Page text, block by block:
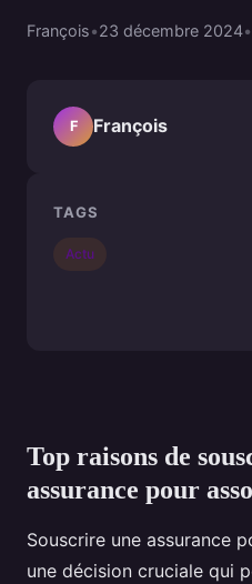
François•23 décembre 2024•
Top raisons de
assurance pour
Souscrire une assurance
une décision cruciale qui
F François
TAGS
Actu